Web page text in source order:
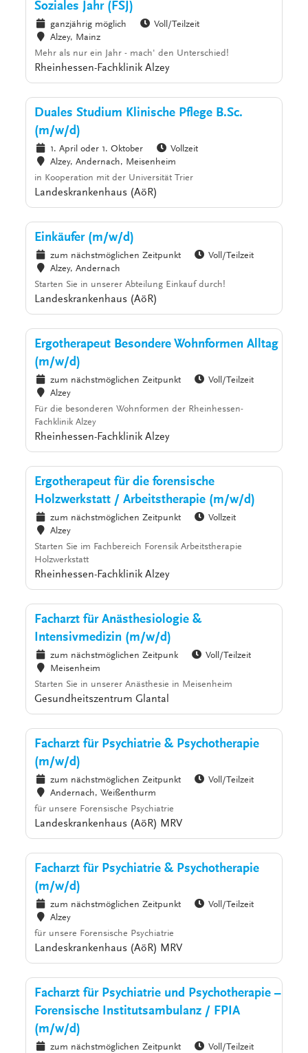
Soziales Jahr (FSJ)
ganzjährig möglich
Voll/Teilzeit
Alzey, Mainz
Mehr als nur ein Jahr - mach' den Unterschied!
Rheinhessen-Fachklinik Alzey
Duales Studium Klinische Pflege B.Sc.
(m/w/d)
1. April oder 1. Oktober
Vollzeit
Alzey, Andernach, Meisenheim
in Kooperation mit der Universität Trier
Landeskrankenhaus (AöR)
Einkäufer (m/w/d)
zum nächstmöglichen Zeitpunkt
Voll/Teilzeit
Alzey, Andernach
Starten Sie in unserer Abteilung Einkauf durch!
Landeskrankenhaus (AöR)
Ergotherapeut Besondere Wohnformen Alltag
(m/w/d)
zum nächstmöglichen Zeitpunkt
Voll/Teilzeit
Alzey
Für die besonderen Wohnformen der Rheinhessen-
Fachklinik Alzey
Rheinhessen-Fachklinik Alzey
Ergotherapeut für die forensische
Holzwerkstatt / Arbeitstherapie (m/w/d)
zum nächstmöglichen Zeitpunkt
Vollzeit
Alzey
Starten Sie im Fachbereich Forensik Arbeitstherapie
Holzwerkstatt
Rheinhessen-Fachklinik Alzey
Facharzt für Anästhesiologie &
Intensivmedizin (m/w/d)
zum nächstmöglichen Zeitpunk
Voll/Teilzeit
Meisenheim
Starten Sie in unserer Anästhesie in Meisenheim
Gesundheitszentrum Glantal
Facharzt für Psychiatrie & Psychotherapie
(m/w/d)
zum nächstmöglichen Zeitpunkt
Voll/Teilzeit
Andernach, Weißenthurm
für unsere Forensische Psychiatrie
Landeskrankenhaus (AöR) MRV
Facharzt für Psychiatrie & Psychotherapie
(m/w/d)
zum nächstmöglichen Zeitpunkt
Voll/Teilzeit
Alzey
für unsere Forensische Psychiatrie
Landeskrankenhaus (AöR) MRV
Facharzt für Psychiatrie und Psychotherapie –
Forensische Institutsambulanz / FPIA
(m/w/d)
zum nächstmöglichen Zeitpunkt
Voll/Teilzeit